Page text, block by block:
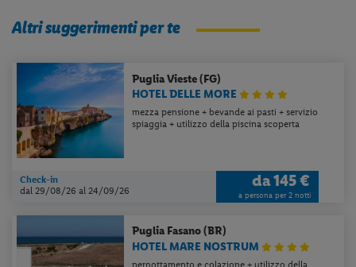
Altri suggerimenti per te
PugliaVieste (FG)
HOTEL DELLE MORE
mezza pensione + bevande ai pasti + servizio
spiaggia + utilizzo della piscina scoperta
Check-in
dal 29/08/26al 24/09/26
da145 €
a persona per 2 notti
Puglia Fasano (BR)
HOTEL MARE NOSTRUM
pernottamento e colazione + utilizzo della